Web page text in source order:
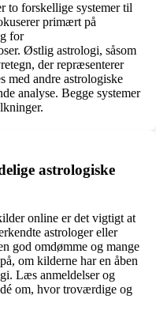
to forskellige systemer til
primært på
for
Østlig astrologi, såsom
der repræsenterer
med andre astrologiske
analyse. Begge systemer
astrologiske
online er det vigtigt at
astrologer eller
god omdømme og mange
om kilderne har en åben
Læs anmeldelser og
om, hvor troværdige og